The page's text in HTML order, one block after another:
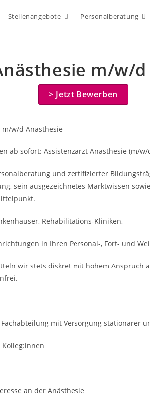
Stellenangebote Personalberatung
m/w/d
> Jetzt Bewerben
w/d Anästhesie
ab sofort: Assistenzarzt Anästhesie (m/w/
und zertifizierter
sein ausgezeichnetes Marktwissen
Rehabilitations-Kliniken,
in Ihren Personal-, Fort- und
wir stets diskret mit hohem Anspruch
mit Versorgung stationärer
an der Anästhesie